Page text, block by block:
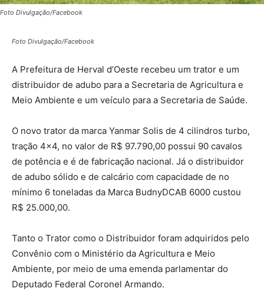
Foto Divulgação/Facebook
Foto Divulgação/Facebook
A Prefeitura de Herval d’Oeste recebeu um trator e um
distribuidor de adubo para a Secretaria de Agricultura e
Meio Ambiente e um veículo para a Secretaria de Saúde.
O novo trator da marca Yanmar Solis de 4 cilindros turbo,
tração 4×4, no valor de R$ 97.790,00 possui 90 cavalos
de potência e é de fabricação nacional. Já o distribuidor
de adubo sólido e de calcário com capacidade de no
mínimo 6 toneladas da Marca BudnyDCAB 6000 custou
R$ 25.000,00.
Tanto o Trator como o Distribuidor foram adquiridos pelo
Convênio com o Ministério da Agricultura e Meio
Ambiente, por meio de uma emenda parlamentar do
Deputado Federal Coronel Armando.